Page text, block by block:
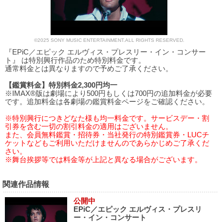
©2025 SONY MUSIC ENTERTAINMENT.ALL RIGHTS RESERVED.
『EPiC／エピック エルヴィス・プレスリー・イン・コンサー
ト』 は特別興行作品のため特別料金です。
通常料金とは異なりますので予めご了承ください。
【鑑賞料金】特別料金2,300円均一
※IMAX®版は劇場により500円もしくは700円の追加料金が必要
です。追加料金は各劇場の鑑賞料金ページをご確認ください。
※特別興行につきどなた様も均一料金です。サービスデー・割
引券を含む一切の割引料金の適用はございません。
また、会員無料鑑賞・招待券・当社発行の特別鑑賞券・LUCチ
ケットなどもご利用いただけませんのであらかじめご了承くだ
さい。
※舞台挨拶等では料金等が上記と異なる場合がございます。
関連作品情報
公開中
EPiC／エピック エルヴィス・プレスリ
ー・イン・コンサート